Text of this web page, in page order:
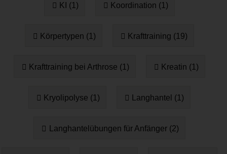
KI (1) Koordination (1)
Körpertypen (1) Krafttraining (19)
Krafttraining bei Arthrose (1) Kreatin (1)
Kryolipolyse (1) Langhantel (1)
Langhantelübungen für Anfänger (2)